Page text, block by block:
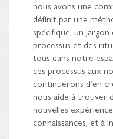
nous avons une
définit par une
spécifique, un
processus et des
tous dans notre
ces processus aux
continuerons d’en
nous aide à trouver
nouvelles
connaissances, et à